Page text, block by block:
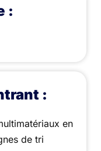
:
:
en
de tri